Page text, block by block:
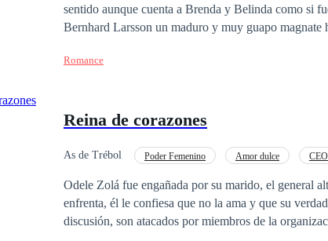
sentido aunque cuenta a Brenda y Belinda como si
Bernhard Larsson un maduro y muy guapo magnate
apuesto arquitecto y ella no podrá resistirse a
Romance
Reina de corazones
As de Trébol Poder Femenino Amor dulce CEO
Odele Zolá fue engañada por su marido, el general
enfrenta, él le confiesa que no la ama y que su
discusión, son atacados por miembros de la organización criminal "La